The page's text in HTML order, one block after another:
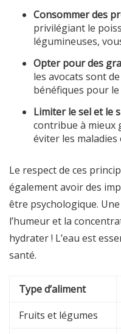
Consommer des
privilégiant le
légumineuses,
Opter pour des
les avocats sont
bénéfiques pour
Limiter le sel et le
contribue à mieux
éviter les maladies
Le respect de ces
également avoir des
être psychologique.
l’humeur et la
hydrater ! L’eau est
santé.
Type d’aliment
Fruits et légumes